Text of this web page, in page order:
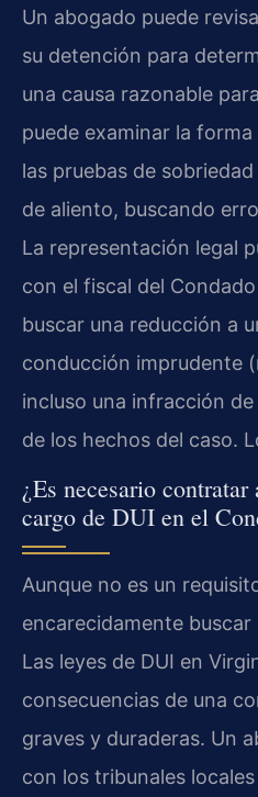
Un abogado puede
su detención para
una causa razonable
puede examinar la
las pruebas de
de aliento, buscando
La representación legal
con el fiscal del
buscar una reducción a
conducción imprudente
incluso una infracción
de los hechos del caso.
¿Es necesario
cargo de DUI en el
Aunque no es un
encarecidamente
Las leyes de DUI en
consecuencias de una
graves y duraderas. Un
con los tribunales